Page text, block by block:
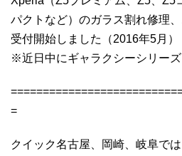
パクトなど）のガラス割れ修理
受付開始しました（2016年5月）
※近日中にギャラクシーシリー
=
クイック名古屋、岡崎、岐阜で